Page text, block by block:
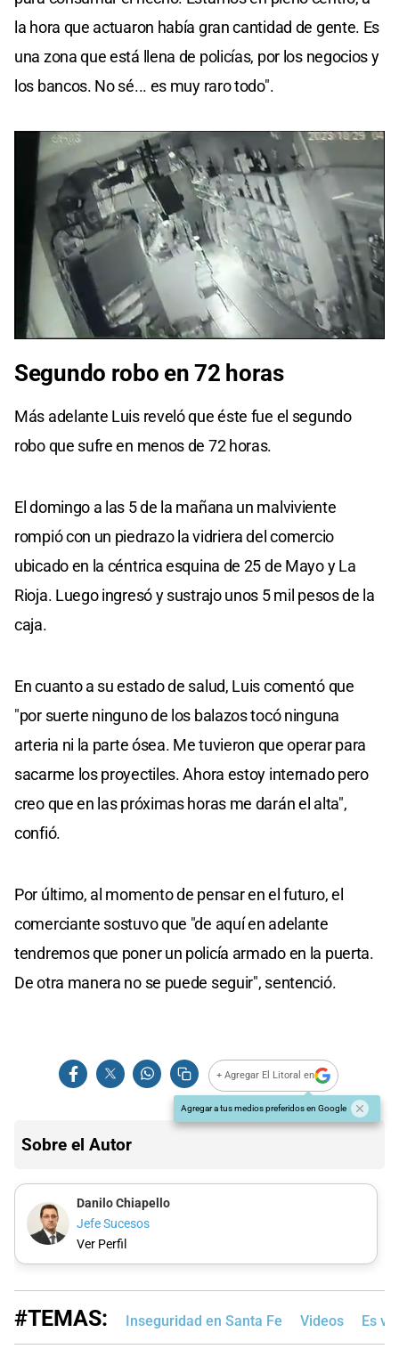
la hora que actuaron había gran cantidad de gente. Es
una zona que está llena de policías, por los negocios y
los bancos. No sé... es muy raro todo".
of
Segundo robo en 72 horas
Más adelante Luis reveló que éste fue el segundo
robo que sufre en menos de 72 horas.
El domingo a las 5 de la mañana un malviviente
rompió con un piedrazo la vidriera del comercio
ubicado en la céntrica esquina de 25 de Mayo y La
Rioja. Luego ingresó y sustrajo unos 5 mil pesos de la
caja.
En cuanto a su estado de salud, Luis comentó que
"por suerte ninguno de los balazos tocó ninguna
arteria ni la parte ósea. Me tuvieron que operar para
sacarme los proyectiles. Ahora estoy internado pero
creo que en las próximas horas me darán el alta",
confió.
Por último, al momento de pensar en el futuro, el
comerciante sostuvo que "de aquí en adelante
tendremos que poner un policía armado en la puerta.
De otra manera no se puede seguir", sentenció.
+ Agregar El Litoral en
Agregar a tus medios preferidos en Google
Sobre el Autor
Danilo Chiapello
Jefe Sucesos
Ver Perfil
#TEMAS: Inseguridad en Santa Fe Videos Es